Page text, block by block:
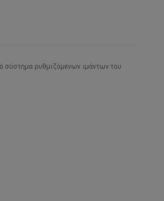
σύστημα ρυθμιζόμενων ιμάντων του